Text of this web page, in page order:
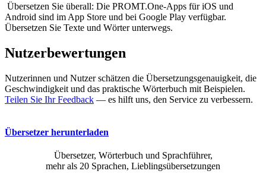
Übersetzen Sie überall: Die PROMT.One-Apps für iOS und
Android sind im App Store und bei Google Play verfügbar.
Übersetzen Sie Texte und Wörter unterwegs.
Nutzerbewertungen
Nutzerinnen und Nutzer schätzen die Übersetzungsgenauigkeit, die
Geschwindigkeit und das praktische Wörterbuch mit Beispielen.
Teilen Sie Ihr Feedback — es hilft uns, den Service zu verbessern.
Übersetzer herunterladen
Übersetzer, Wörterbuch und Sprachführer,
mehr als 20 Sprachen, Lieblingsübersetzungen